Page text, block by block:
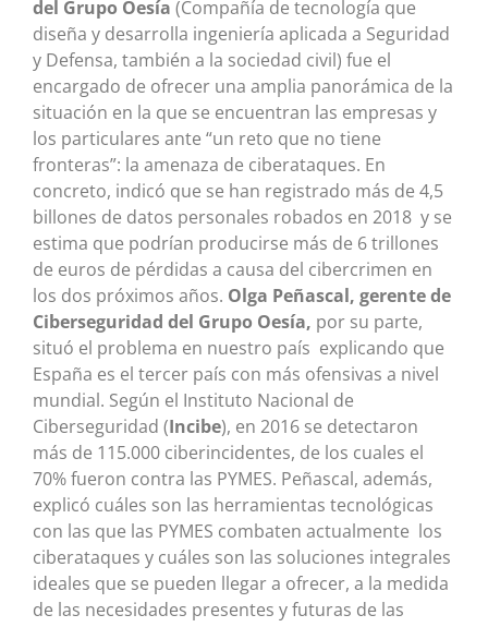
del Grupo Oesía (Compañía de tecnología que
diseña y desarrolla ingeniería aplicada a Seguridad
y Defensa, también a la sociedad civil) fue el
encargado de ofrecer una amplia panorámica de la
situación en la que se encuentran las empresas y
los particulares ante “un reto que no tiene
fronteras”: la amenaza de ciberataques. En
concreto, indicó que se han registrado más de 4,5
billones de datos personales robados en 2018 y se
estima que podrían producirse más de 6 trillones
de euros de pérdidas a causa del cibercrimen en
los dos próximos años. Olga Peñascal, gerente de
Ciberseguridad del Grupo Oesía, por su parte,
situó el problema en nuestro país explicando que
España es el tercer país con más ofensivas a nivel
mundial. Según el Instituto Nacional de
Ciberseguridad (Incibe), en 2016 se detectaron
más de 115.000 ciberincidentes, de los cuales el
70% fueron contra las PYMES. Peñascal, además,
explicó cuáles son las herramientas tecnológicas
con las que las PYMES combaten actualmente los
ciberataques y cuáles son las soluciones integrales
ideales que se pueden llegar a ofrecer, a la medida
de las necesidades presentes y futuras de las